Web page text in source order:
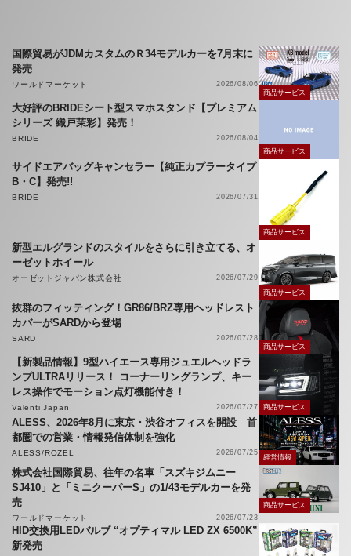
国際貿易がJDMカスタムのＲ34モデルカーを7月末に
発売
ワールドマーケット
2026/08/06
商品サービス
大好評のBRIDEシート型スマホスタンド【プレミアム
シリーズ 織戸茉彩】発売！
BRIDE
2026/08/04
商品サービス
サイドエアバッグキャンセラー【純正カプラータイプ
B・C】発売!!
BRIDE 2026/07/31
商品サービス
新型エルグランドのスタイルをさらに引き立てる、オ
ーゼットホイール
オーゼットジャパン株式会社
2026/07/29
商品サービス
抜群のフィッティング！GR86/BRZ専用ヘッドレスト
カバーがSARDから登場
SARD
2026/07/28
商品サービス
【新製品情報】9型ハイエース専用ジュエルヘッドラ
ンプULTRAリリース！ コーナーリングランプ、キー
レス操作でモーション点灯機能付き！
Valenti Japan 2026/07/27 商品サービス
ALESS、2026年8月に東京・渋谷オフィスを開設 首
都圏での営業・情報発信体制を強化
ALESS/ROZEL 2026/07/25
経営情報
株式会社国際貿易、往年の名車「スズキジムニー
SJ410」と「ミニクーパーS」の1/43モデルカーを発
売
ワールドマーケット 2026/07/23
商品サービス
HID交換用LEDバルブ “オプティマル LED ZX 6500K”
新発売